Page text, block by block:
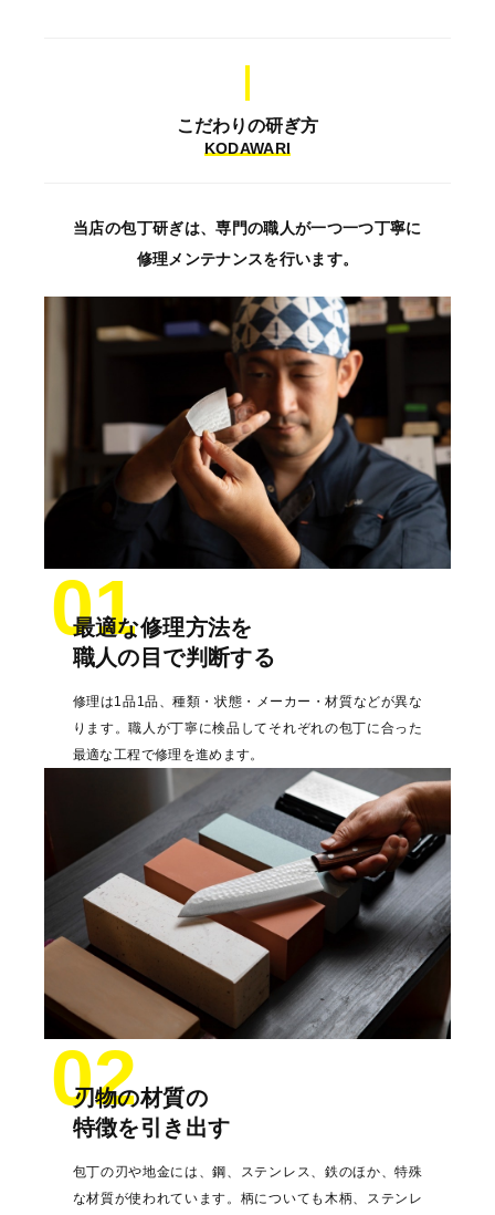
こだわりの研ぎ方
KODAWARI
当店の包丁研ぎは、専門の職人が一つ一つ丁寧に
修理メンテナンスを行います。
01
最適な修理方法を
職人の目で判断する
修理は1品1品、種類・状態・メーカー・材質などが異な
ります。職人が丁寧に検品してそれぞれの包丁に合った
最適な工程で修理を進めます。
02
刃物の材質の
特徴を引き出す
包丁の刃や地金には、鋼、ステンレス、鉄のほか、特殊
な材質が使われています。柄についても木柄、ステンレ